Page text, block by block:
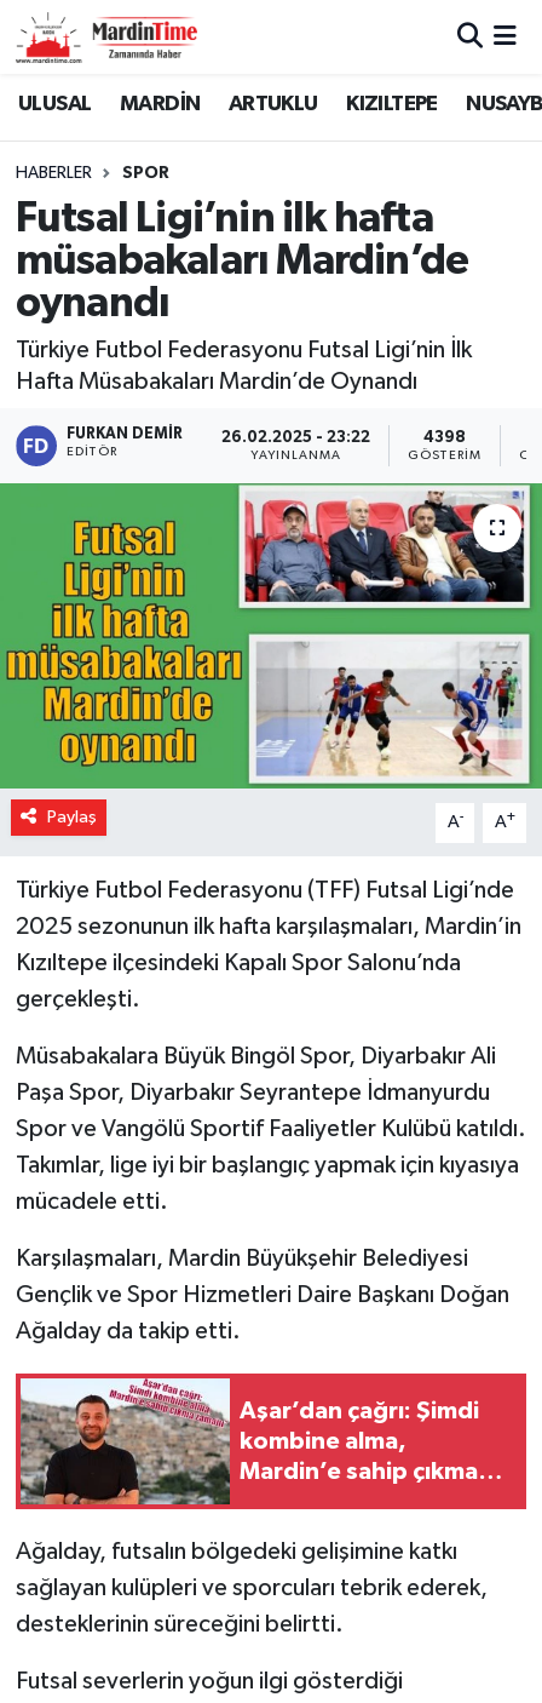
ULUSAL MARDİN ARTUKLU KIZILTEPE
HABERLER SPOR
Futsal Ligi’nin ilk hafta
müsabakaları Mardin’de
oynandı
Türkiye Futbol Federasyonu Futsal Ligi’nin İlk
Hafta Müsabakaları Mardin’de Oynandı
FURKAN DEMIR
EDITÖR
26.02.2025 - 23:22
YAYINLANMA
4398
GÖSTERIM
Paylaş A- A+
Türkiye Futbol Federasyonu (TFF) Futsal Ligi’nde
2025 sezonunun ilk hafta karşılaşmaları, Mardin’in
Kızıltepe ilçesindeki Kapalı Spor Salonu’nda
gerçekleşti.
Müsabakalara Büyük Bingöl Spor, Diyarbakır Ali
Paşa Spor, Diyarbakır Seyrantepe İdmanyurdu
Spor ve Vangölü Sportif Faaliyetler Kulübü katıldı.
Takımlar, lige iyi bir başlangıç yapmak için kıyasıya
mücadele etti.
Karşılaşmaları, Mardin Büyükşehir Belediyesi
Gençlik ve Spor Hizmetleri Daire Başkanı Doğan
Ağalday da takip etti.
Aşar’dan çağrı: Şimdi
kombine alma,
Mardin’e sahip çıkma
Ağalday, futsalın bölgedeki gelişimine katkı
sağlayan kulüpleri ve sporcuları tebrik ederek,
desteklerinin süreceğini belirtti.
Futsal severlerin yoğun ilgi gösterdiği
Mardin Nöbetçi Eczaneler
Mardin Namaz Vakitleri
Mardin Trafik Yoğunluk Haritası
Süper Lig Puan Durumu ve Fikstür
Son Dakika Haberleri
Haber Arşivi